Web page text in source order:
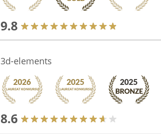
9.8
3d-elements
8.6